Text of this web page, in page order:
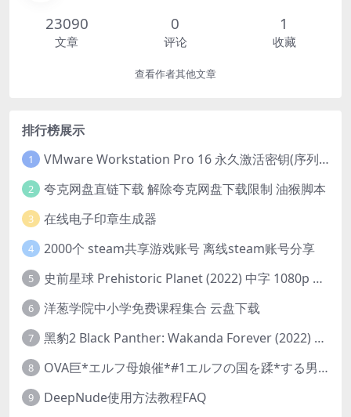
23090
文章
0
评论
1
收藏
查看作者其他文章
排行榜展示
1 VMware Workstation Pro 16 永久激活密钥(序列号)
2 夸克网盘直链下载 解除夸克网盘下载限制 油猴脚本
3 在线电子印章生成器
4 2000个 steam共享游戏账号 离线steam账号分享
5 史前星球 Prehistoric Planet (2022) 中字 1080p 高清 阿里云盘 2022.5.27已更新全集
6 洋葱学院中小学免费课程集合 云盘下载
7 黑豹2 Black Panther: Wakanda Forever (2022) 高清版
8 OVA巨*エルフ母娘催*#1エルフの国を蹂*する男。汚された女王と姫
9 DeepNude使用方法教程FAQ